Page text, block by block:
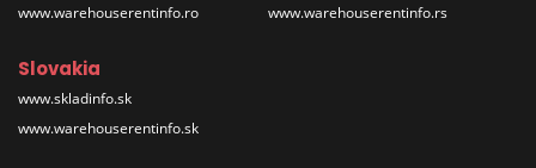
www.warehouserentinfo.ro
www.warehouserentinfo.rs
Slovakia
www.skladinfo.sk
www.warehouserentinfo.sk